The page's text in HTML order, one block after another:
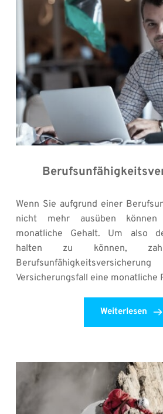
Wenn Sie aufgrund einer
nicht mehr ausüben
monatliche Gehalt. Um also
halten zu können,
Versicherungsfall eine monatliche
Weiterlesen